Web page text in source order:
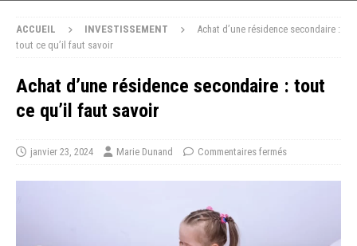
ACCUEIL INVESTISSEMENT
Achat d’une résidence secondaire :
tout ce qu’il faut savoir
Achat d’une résidence secondaire : tout
ce qu’il faut savoir
janvier 23, 2024 Marie Dunand Commentaires fermés